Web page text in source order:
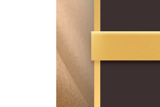
24. Having 노트
구루 스토리_날개를 펼치다
5부. 행운의 법칙
25. 인생의 변화
26. 행운이 찾아오다